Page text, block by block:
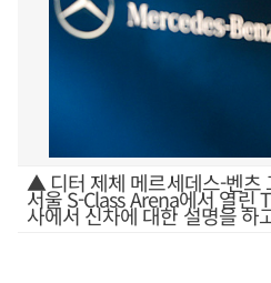
▲ 디터 제체 메르세데스-벤츠
서울 S-Class Arena에서 열린
사에서 신차에 대한 설명을 하